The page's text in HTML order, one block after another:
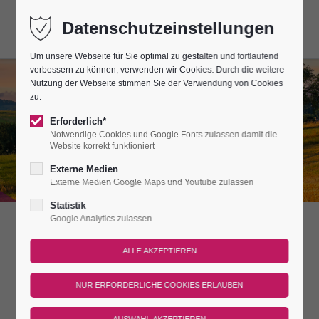
Datenschutzeinstellungen
Um unsere Webseite für Sie optimal zu gestalten und fortlaufend
verbessern zu können, verwenden wir Cookies. Durch die weitere
Nutzung der Webseite stimmen Sie der Verwendung von Cookies
zu.
Erforderlich*
Notwendige Cookies und Google Fonts zulassen damit die
Website korrekt funktioniert
Externe Medien
Externe Medien Google Maps und Youtube zulassen
Statistik
Google Analytics zulassen
LEUCHTENBURG •
THÜRINGEN
DEUTSCHLANDS SCHÖNSTE HÖHENBURG
Lange Burgnächte
Genießen Sie die Leuchtenburg in der besonderen